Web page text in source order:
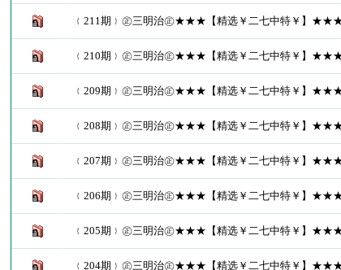
﹛211期﹜㊣三明治㊣★★★【精选￥二七中特￥】
﹛210期﹜㊣三明治㊣★★★【精选￥二七中特￥】
﹛209期﹜㊣三明治㊣★★★【精选￥二七中特￥】
﹛208期﹜㊣三明治㊣★★★【精选￥二七中特￥】
﹛207期﹜㊣三明治㊣★★★【精选￥二七中特￥】
﹛206期﹜㊣三明治㊣★★★【精选￥二七中特￥】
﹛205期﹜㊣三明治㊣★★★【精选￥二七中特￥】
﹛204期﹜㊣三明治㊣★★★【精选￥二七中特￥】